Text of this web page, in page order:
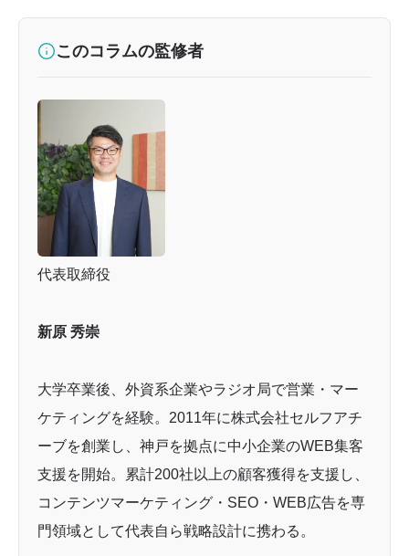
このコラムの監修者
代表取締役
新原 秀崇
大学卒業後、外資系企業やラジオ局で営業・マー
ケティングを経験。2011年に株式会社セルフアチ
ーブを創業し、神戸を拠点に中小企業のWEB集客
支援を開始。累計200社以上の顧客獲得を支援し、
コンテンツマーケティング・SEO・WEB広告を専
門領域として代表自ら戦略設計に携わる。